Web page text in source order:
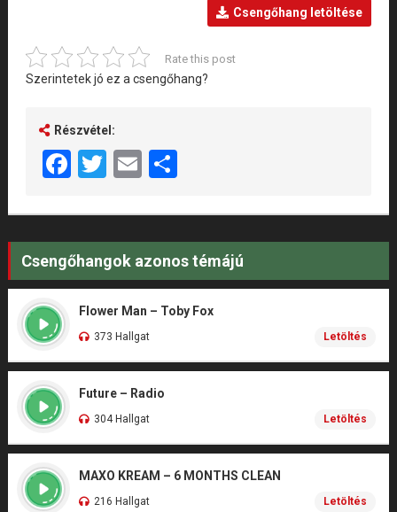
Csengőhang letöltése
Rate this post
Szerintetek jó ez a csengőhang?
Részvétel:
Facebook
Twitter
EmailShare
Csengőhangok azonos témájú
Flower Man – Toby Fox
373 Hallgat Letöltés
Future – Radio
304 Hallgat Letöltés
MAXO KREAM – 6 MONTHS CLEAN
216 Hallgat Letöltés